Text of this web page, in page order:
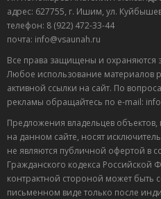
адрес: 627755, г. Ишим, ул.
телефон: 8 (922) 472-33-44
почта: info@vsaunah.ru
Все права защищены и охраняются
Любое использование материалов
активной ссылки на сайт. По
рекламы обращайтесь по e-mail:
Предложения владельцев
на данном сайте, носят
не являются публичной офертой в
Гражданского кодекса Российской
контрактной стороной может быть
письменном виде только после